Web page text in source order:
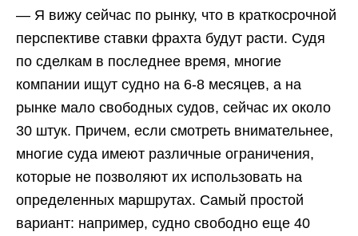
— Я вижу сейчас по рынку, что в краткосрочной
перспективе ставки фрахта будут расти. Судя
по сделкам в последнее время, многие
компании ищут судно на 6-8 месяцев, а на
рынке мало свободных судов, сейчас их около
30 штук. Причем, если смотреть внимательнее,
многие суда имеют различные ограничения,
которые не позволяют их использовать на
определенных маршрутах. Самый простой
вариант: например, судно свободно еще 40